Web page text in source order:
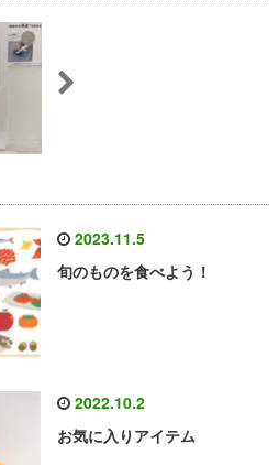
2023.11.5
旬のものを食べよう！
2022.10.2
お気に入りアイテム